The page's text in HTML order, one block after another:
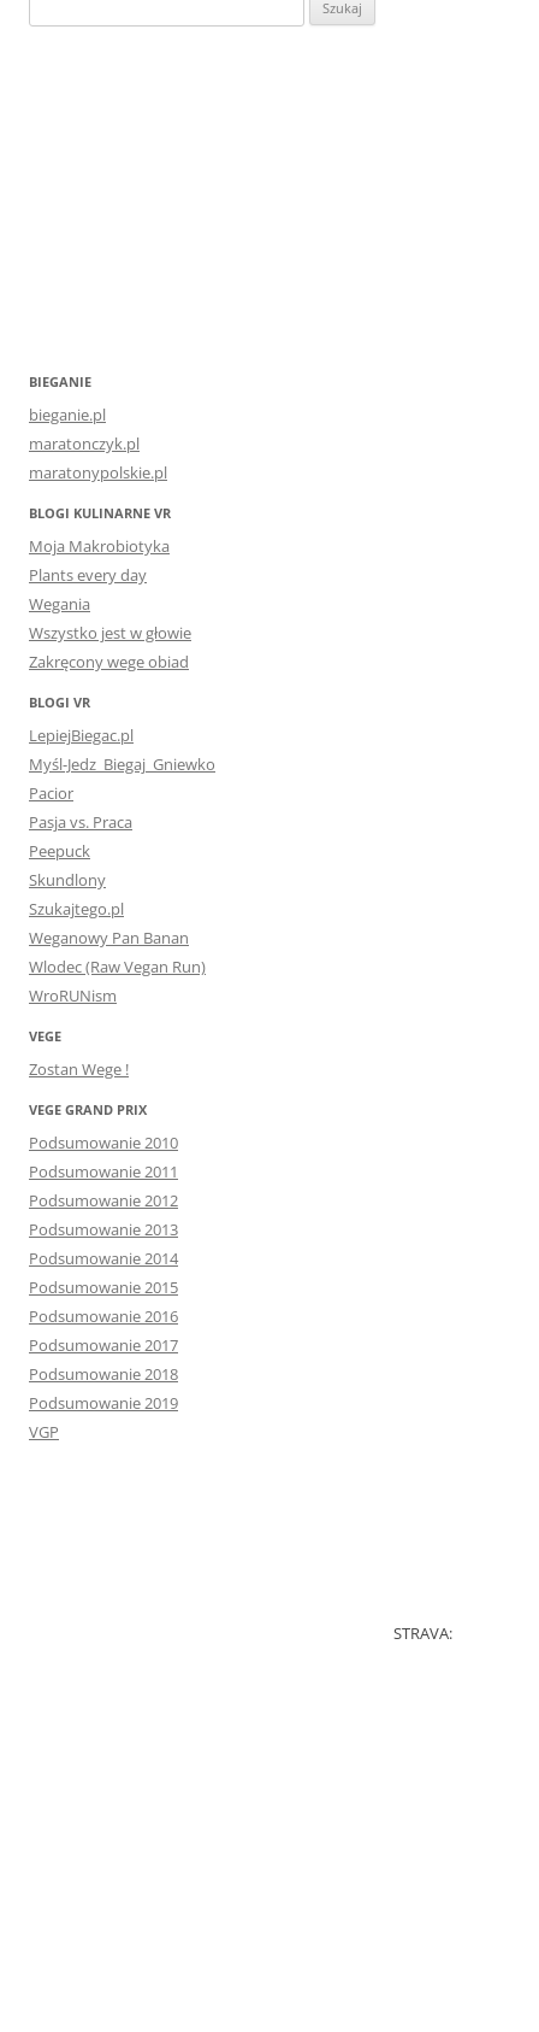
BIEGANIE
bieganie.pl
maratonczyk.pl
maratonypolskie.pl
BLOGI KULINARNE VR
Moja Makrobiotyka
Plants every day
Wegania
Wszystko jest w głowie
Zakręcony wege obiad
BLOGI VR
LepiejBiegac.pl
Myśl-Jedz_Biegaj_Gniewko
Pacior
Pasja vs. Praca
Peepuck
Skundlony
Szukajtego.pl
Weganowy Pan Banan
Wlodec (Raw Vegan Run)
WroRUNism
VEGE
Zostan Wege !
VEGE GRAND PRIX
Podsumowanie 2010
Podsumowanie 2011
Podsumowanie 2012
Podsumowanie 2013
Podsumowanie 2014
Podsumowanie 2015
Podsumowanie 2016
Podsumowanie 2017
Podsumowanie 2018
Podsumowanie 2019
VGP
STRAVA: